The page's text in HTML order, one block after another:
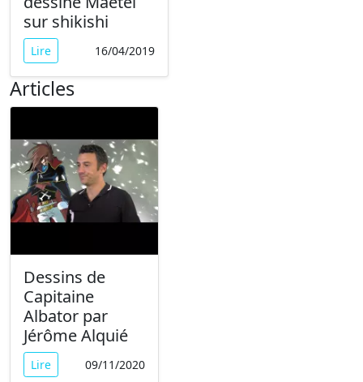
sur shikishi
Lire 16/04/2019
Articles
Dessins de
Capitaine
Albator par
Jérôme Alquié
Lire 09/11/2020